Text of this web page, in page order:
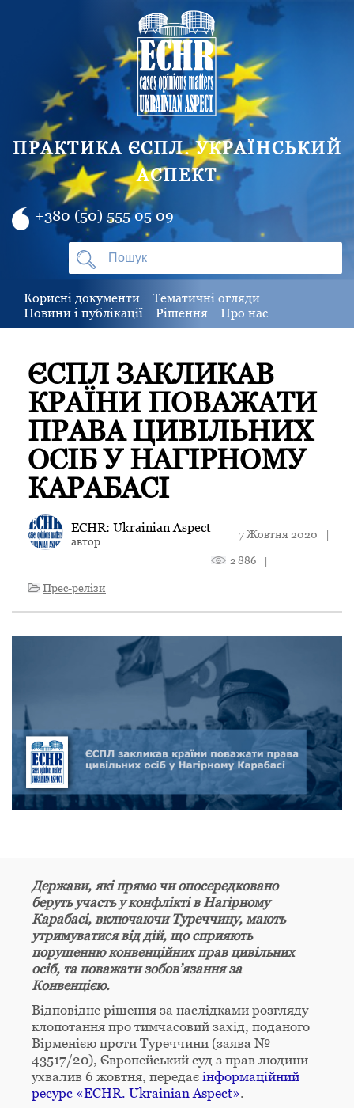
ПРАКТИКА ЄСПЛ. УКРАЇНСЬКИЙ
АСПЕКТ
+380 (50) 555 05 09
Корисні документи
Тематичні огляди
Новини і публікації
Рішення Про нас
ЄСПЛ ЗАКЛИКАВ
КРАЇНИ ПОВАЖАТИ
ПРАВА ЦИВІЛЬНИХ
ОСІБ У НАГІРНОМУ
КАРАБАСІ
ECHR: Ukrainian Aspect
автор
7 Жовтня 2020 |
2 886
|
Прес-релізи
Держави, які прямо чи опосередковано
беруть участь у конфлікті в Нагірному
Карабасі, включаючи Туреччину, мають
утримуватися від дій, що сприяють
порушенню конвенційних прав цивільних
осіб, та поважати зобов’язання за
Конвенцією.
Відповідне рішення за наслідками розгляду
клопотання про тимчасовий захід, поданого
Вірменією проти Туреччини (заява №
43517/20), Європейський суд з прав людини
ухвалив 6 жовтня, передає інформаційний
ресурс «ECHR. Ukrainian Aspect».